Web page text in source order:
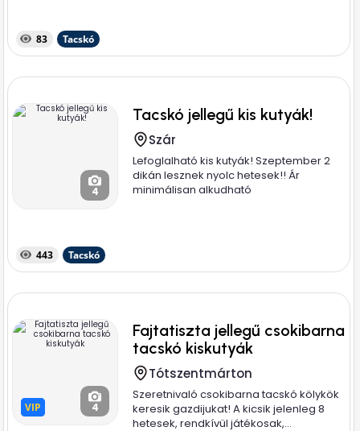
83 Tacskó
4
Tacskó jellegű kis kutyák!
Szár
Lefoglalható kis kutyák! Szeptember 2
dikán lesznek nyolc hetesek!! Ár
minimálisan alkudható
443 Tacskó
VIP
VIP 4
Fajtatiszta jellegű csokibarna
tacskó kiskutyák
Tótszentmárton
Szeretnivaló csokibarna tacskó kölykök
keresik gazdijukat! A kicsik jelenleg 8
hetesek, rendkívül játékosak,...